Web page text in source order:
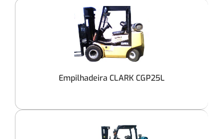
Empilhadeira CLARK CGP25L